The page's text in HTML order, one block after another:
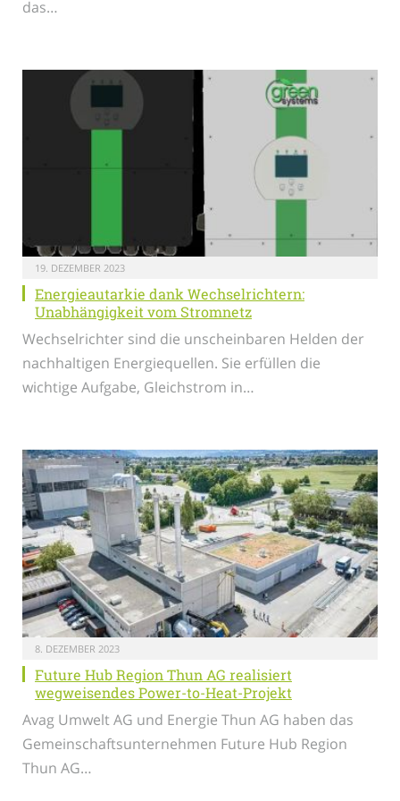
das…
19. DEZEMBER 2023
Energieautarkie dank Wechselrichtern:
Unabhängigkeit vom Stromnetz
Wechselrichter sind die unscheinbaren Helden der
nachhaltigen Energiequellen. Sie erfüllen die
wichtige Aufgabe, Gleichstrom in…
8. DEZEMBER 2023
Future Hub Region Thun AG realisiert
wegweisendes Power-to-Heat-Projekt
Avag Umwelt AG und Energie Thun AG haben das
Gemeinschaftsunternehmen Future Hub Region
Thun AG…